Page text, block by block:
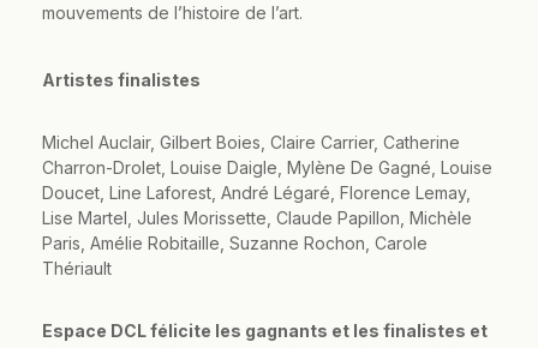
mouvements de l’histoire de l’art.
Artistes finalistes
Michel Auclair, Gilbert Boies, Claire Carrier, Catherine
Charron-Drolet, Louise Daigle, Mylène De Gagné, Louise
Doucet, Line Laforest, André Légaré, Florence Lemay,
Lise Martel, Jules Morissette, Claude Papillon, Michèle
Paris, Amélie Robitaille, Suzanne Rochon, Carole
Thériault
Espace DCL félicite les gagnants et les finalistes et